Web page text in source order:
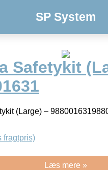
SP System
Safetykit
(Large) –
fragtpris)
Læs mere »